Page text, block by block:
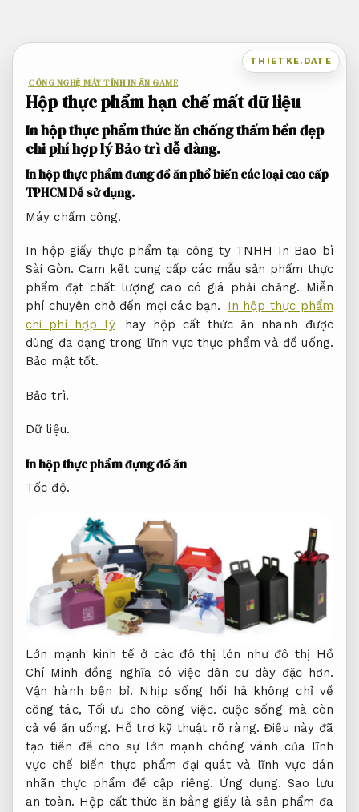
THIETKE.DATE
CÔNG NGHỆ MÁY TÍNH IN ẤN GAME
Hộp thực phẩm hạn chế mất dữ liệu
In hộp thực phẩm thức ăn chống thấm bền đẹp
chi phí hợp lýBảo trì dễ dàng.
In hộp thực phẩm đưng đồ ăn phổ biến các loại cao cấp
TPHCMDễ sử dụng.
Máy chấm công.
In hộp giấy thực phẩm tại công ty TNHH In Bao bì
Sài Gòn. Cam kết cung cấp các mẫu sản phẩm thực
phẩm đạt chất lượng cao có giá phải chăng. Miễn
phí chuyên chở đến mọi các bạn.
In hộp thực phẩm
chi phí hợp lý
hay hộp cất thức ăn nhanh được
dùng đa dạng trong lĩnh vực thực phẩm và đồ uống.
Bảo mật tốt.
Bảo trì.
Dữ liệu.
In hộp thực phẩm đựng đồ ăn
Tốc độ.
Lớn mạnh kinh tế ở các đô thị lớn như đô thị Hồ
Chí Minh đồng nghĩa có việc dân cư dày đặc hơn.
Vận hành bền bỉ. Nhịp sống hối hả không chỉ về
công tác, Tối ưu cho công việc. cuộc sống mà còn
cả về ăn uống. Hỗ trợ kỹ thuật rõ ràng. Điều này đã
tạo tiền đề cho sự lớn mạnh chóng vánh của lĩnh
vực chế biến thực phẩm đại quát và lĩnh vực dán
nhãn thực phẩm đề cập riêng. Ứng dụng. Sao lưu
an toàn. Hộp cất thức ăn bằng giấy là sản phẩm đa